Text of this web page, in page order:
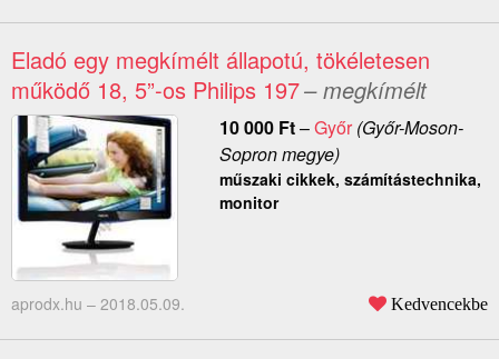
Eladó egy megkímélt állapotú, tökéletesen
működő 18, 5”-os Philips 197– megkímélt
10 000 Ft–Győr(Győr-Moson-
Sopron megye)
műszaki cikkek, számítástechnika,
monitor
aprodx.hu – 2018.05.09. Kedvencekbe